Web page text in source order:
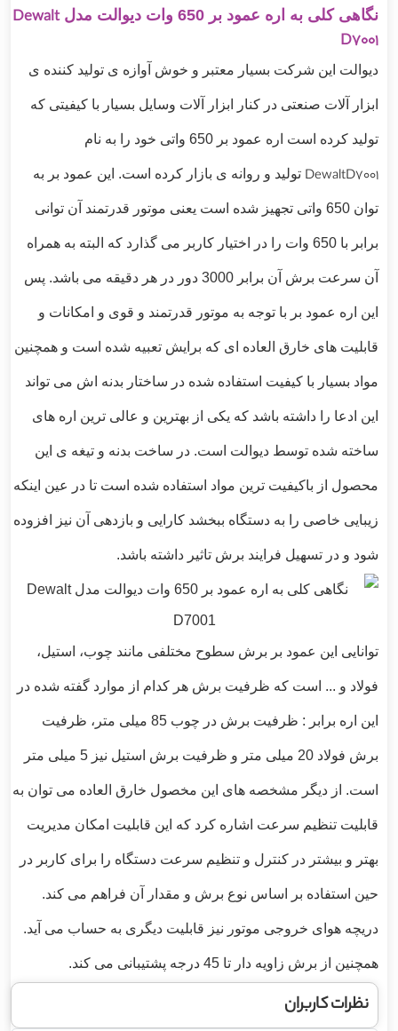
نگاهی کلی به اره عمود بر 650 وات دیوالت مدل
Dewalt
D7001
دیوالت این شرکت بسیار معتبر و خوش آوازه ی تولید کننده ی
ابزار آلات صنعتی در کنار ابزار آلات وسایل بسیار با کیفیتی که
تولید کرده است اره عمود بر 650 واتی خود را به نام
DewaltD7001 تولید و روانه ی بازار کرده است. این عمود بر به
توان 650 واتی تجهیز شده است یعنی موتور قدرتمند آن توانی
برابر با 650 وات را در اختیار کاربر می گذارد که البته به همراه
آن سرعت برش آن برابر 3000 دور در هر دقیقه می باشد. پس
این اره عمود بر با توجه به موتور قدرتمند و قوی و امکانات و
قابلیت های خارق العاده ای که برایش تعبیه شده است و همچنین
مواد بسیار با کیفیت استفاده شده در ساختار بدنه اش می تواند
این ادعا را داشته باشد که یکی از بهترین و عالی ترین اره های
ساخته شده توسط دیوالت است. در ساخت بدنه و تیغه ی این
محصول از باکیفیت ترین مواد استفاده شده است تا در عین اینکه
زیبایی خاصی را به دستگاه ببخشد کارایی و بازدهی آن نیز افزوده
شود و در تسهیل فرایند برش تاثیر داشته باشد.
توانایی این عمود بر برش سطوح مختلفی مانند چوب، استیل،
فولاد و ... است که ظرفیت برش هر کدام از موارد گفته شده در
این اره برابر : ظرفیت برش در چوب 85 میلی متر، ظرفیت
برش فولاد 20 میلی متر و ظرفیت برش استیل نیز 5 میلی متر
است. از دیگر مشخصه های این مخصول خارق العاده می توان به
قابلیت تنظیم سرعت اشاره کرد که این قابلیت امکان مدیریت
بهتر و بیشتر در کنترل و تنظیم سرعت دستگاه را برای کاربر در
حین استفاده بر اساس نوع برش و مقدار آن فراهم می کند.
دریچه هوای خروجی موتور نیز قابلیت دیگری به حساب می آید.
همچنین از برش زاویه دار تا 45 درجه پشتیبانی می کند.
نظرات کاربران